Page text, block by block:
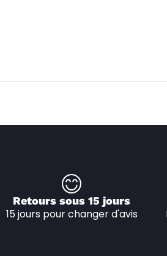
Retours sous 15 jours
15 jours pour changer d'avis